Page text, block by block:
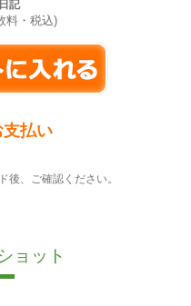
記
料・税込)
支払い
、ご確認ください。
ョット